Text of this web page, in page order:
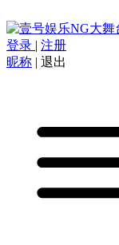
登录 | 注册
昵称 | 退出